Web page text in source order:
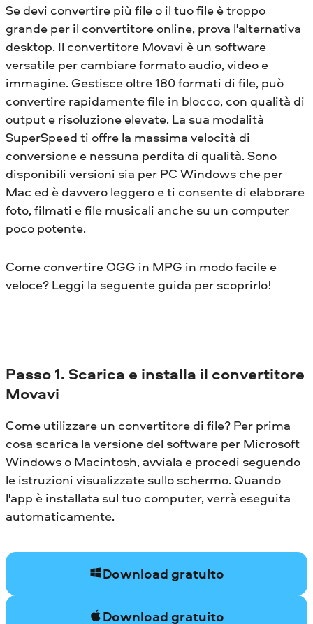
Se devi convertire più file o il tuo file è troppo
grande per il convertitore online, prova l'alternativa
desktop. Il convertitore Movavi è un software
versatile per cambiare formato audio, video e
immagine. Gestisce oltre 180 formati di file, può
convertire rapidamente file in blocco, con qualità di
output e risoluzione elevate. La sua modalità
SuperSpeed ​​ti offre la massima velocità di
conversione e nessuna perdita di qualità. Sono
disponibili versioni sia per PC Windows che per
Mac ed è davvero leggero e ti consente di elaborare
foto, filmati e file musicali anche su un computer
poco potente.
Come convertire OGG in MPG in modo facile e
veloce? Leggi la seguente guida per scoprirlo!
Passo 1. Scarica e installa il convertitore
Movavi
Come utilizzare un convertitore di file? Per prima
cosa scarica la versione del software per Microsoft
Windows o Macintosh, avviala e procedi seguendo
le istruzioni visualizzate sullo schermo. Quando
l'app è installata sul tuo computer, verrà eseguita
automaticamente.
Download gratuito
Download gratuito